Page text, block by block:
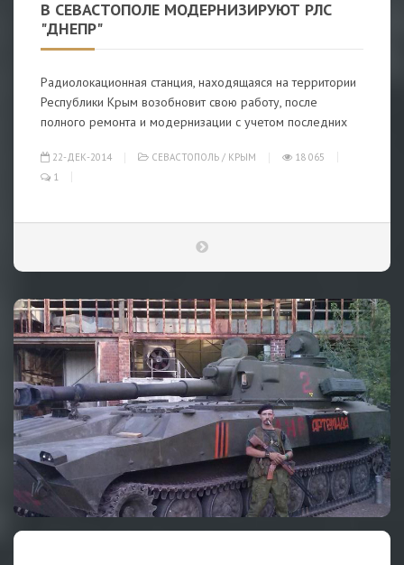
В СЕВАСТОПОЛЕ МОДЕРНИЗИРУЮТ РЛС
"ДНЕПР"
Радиолокационная станция, находящаяся на территории
Республики Крым возобновит свою работу, после
полного ремонта и модернизации с учетом последних
22-ДЕК-2014 СЕВАСТОПОЛЬ / КРЫМ
18 065
1